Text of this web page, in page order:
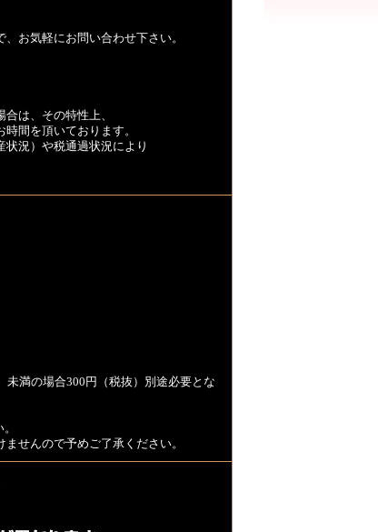
お気軽にお問い合わせ下さい。
は、その特性上、
間を頂いております。
況）や税通過状況により
満の場合300円（税抜）別途必要とな
せんので予めご了承ください。